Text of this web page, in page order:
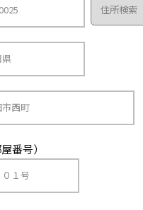
住所検索
番号）